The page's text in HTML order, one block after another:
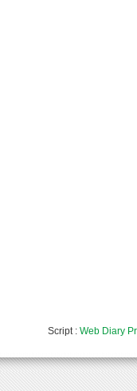
Script : Web Diary